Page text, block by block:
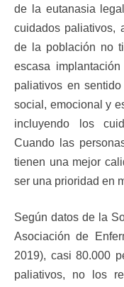
de la eutanasia
cuidados paliativos,
de la población no
escasa
paliativos en
social, emocional y
incluyendo los
Cuando las
tienen una mejor
ser una prioridad en
Según datos de la
Asociación de
2019), casi 80.000
paliativos, no los